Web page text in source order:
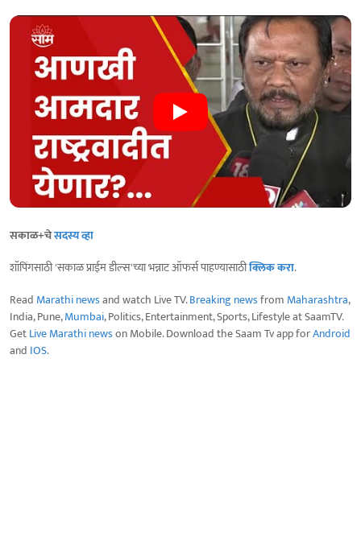
सकाळ+चेसदस्य व्हा
शॉपिंगसाठी 'सकाळ प्राईम डील्स'च्या भन्नाट ऑफर्स पाहण्यासाठीक्लिक करा.
Read Marathi newsand watch Live TV.Breaking newsfrom Maharashtra,
India, Pune,Mumbai, Politics, Entertainment, Sports, Lifestyle at SaamTV.
GetLive Marathi newson Mobile. Download the Saam Tv app forAndroid
and IOS.